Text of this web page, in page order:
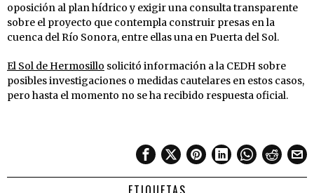
oposición al plan hídrico y exigir una consulta transparente
sobre el proyecto que contempla construir presas en la
cuenca del Río Sonora, entre ellas una en Puerta del Sol.
El Sol de Hermosillo solicitó información a la CEDH sobre
posibles investigaciones o medidas cautelares en estos casos,
pero hasta el momento no se ha recibido respuesta oficial.